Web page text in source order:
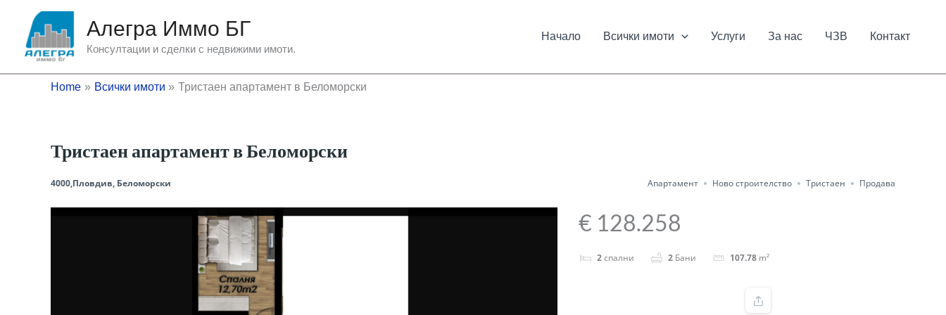
content
Алегра Иммо БГ
Консултации и сделки с недвижими имоти.
Начало Всички имоти Услуги За нас ЧЗВ Контакт
Home Всички имоти Тристаен апартамент в Беломорски
Тристаен апартамент в Беломорски
4000,Пловдив, Беломорски Апартамент Ново строителство Тристаен Продава
€ 128.258
2спални 2 Бани 107.78 m²